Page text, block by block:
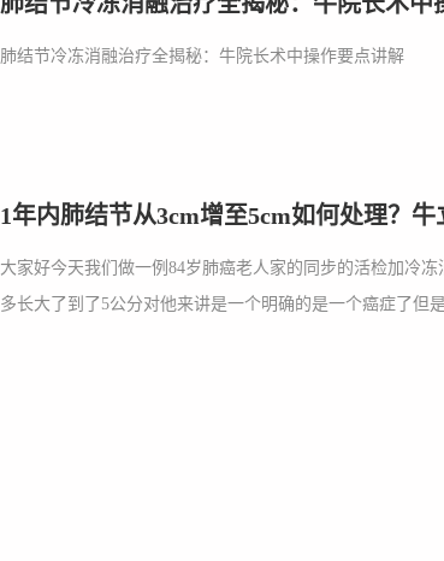
肺结节冷冻消融治疗全揭秘：牛院长术中操作要点讲解
1年内肺结节从3cm增至5cm如何处理？
大家好今天我们做一例84岁肺癌老人家的同步的活检加冷
多长大了到了5公分对他来讲是一个明确的是一个癌症了但